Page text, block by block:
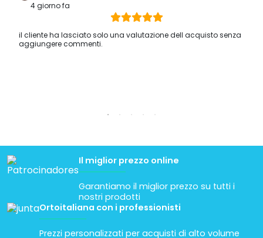
4 giorno fa
il cliente ha lasciato solo una valutazione dell acquisto senza
aggiungere commenti.
Il miglior prezzo online
Garantiamo il miglior prezzo su tutti i
nostri prodotti
Ortoitaliana con i professionisti
Prezzi personalizzati per acquisti di alto volume